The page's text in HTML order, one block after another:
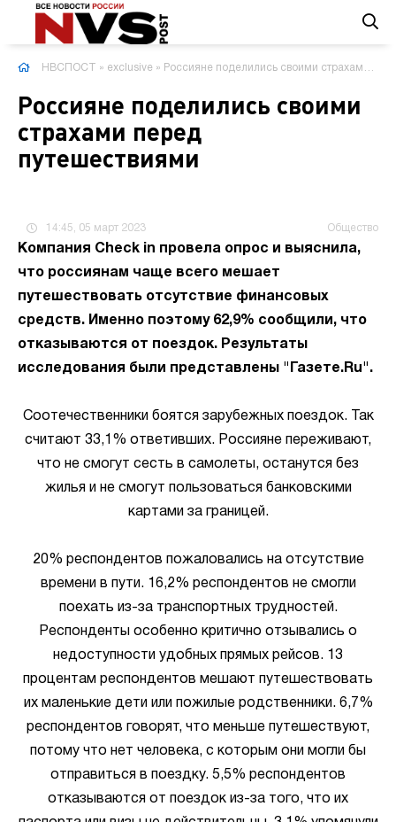
НВСПОСТ » exclusive » Россияне поделились своими страхами перед путешествиями
Россияне поделились своими
страхами перед
путешествиями
14:45, 05 март 2023 Общество
Компания Check in провела опрос и выяснила,
что россиянам чаще всего мешает
путешествовать отсутствие финансовых
средств. Именно поэтому 62,9% сообщили, что
отказываются от поездок. Результаты
исследования были представлены "Газете.Ru".
Соотечественники боятся зарубежных поездок. Так
считают 33,1% ответивших. Россияне переживают,
что не смогут сесть в самолеты, останутся без
жилья и не смогут пользоваться банковскими
картами за границей.
20% респондентов пожаловались на отсутствие
времени в пути. 16,2% респондентов не смогли
поехать из-за транспортных трудностей.
Респонденты особенно критично отзывались о
недоступности удобных прямых рейсов. 13
процентам респондентов мешают путешествовать
их маленькие дети или пожилые родственники. 6,7%
респондентов говорят, что меньше путешествуют,
потому что нет человека, с которым они могли бы
отправиться в поездку. 5,5% респондентов
отказываются от поездок из-за того, что их